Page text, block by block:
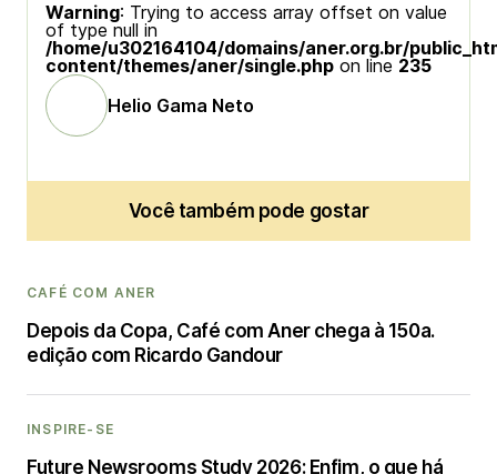
Warning: Trying to access array offset on value
of type null in
/home/u302164104/domains/aner.org.br/
content/themes/aner/single.php on line 235
Helio Gama Neto
Você também pode gostar
CAFÉ COM ANER
Depois da Copa, Café com Aner chega à 150a.
edição com Ricardo Gandour
INSPIRE-SE
Future Newsrooms Study 2026: Enfim, o que há